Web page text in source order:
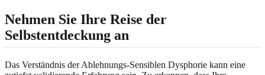
Nehmen Sie Ihre Reise der
Selbstentdeckung an
Das Verständnis der Ablehnungs-Sensiblen Dysphorie kann eine